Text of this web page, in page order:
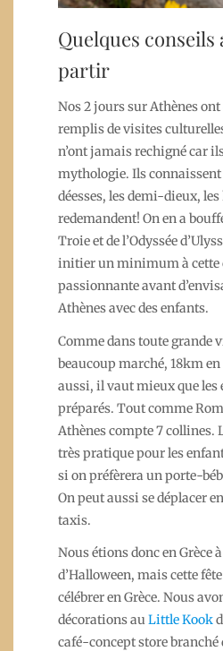
Quelques conseils
partir
Nos 2 jours sur Athènes ont
remplis de visites
n’ont jamais rechigné car
mythologie. Ils connaissent
déesses, les demi-dieux, les
redemandent! On en a
Troie et de l’Odyssée
initier un minimum à cette
passionnante avant
Athènes avec des enfants.
Comme dans toute grande
beaucoup marché, 18km
aussi, il vaut mieux que les
préparés. Tout comme
Athènes compte 7 collines.
très pratique pour les
si on préfèrera un porte-
On peut aussi se déplacer
taxis.
Nous étions donc en Grèce
d’Halloween, mais cette
célébrer en Grèce. Nous
décorations auLittle Kook
café-concept store branché